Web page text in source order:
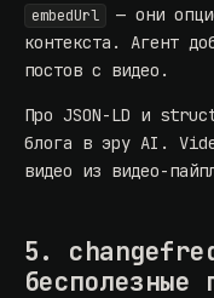
embedUrl
— они
контекста. Агент
постов с видео.
Про JSON-LD и
блога в эру AI .
видео из видео-
5.
бесполезные